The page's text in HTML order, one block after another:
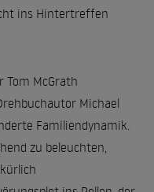
ins Hintertreffen
Tom McGrath
Michael
Familiendynamik.
zu beleuchten,